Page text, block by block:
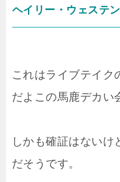
ヘイリー・ウェステ
これはライブテイク
だよこの馬鹿デカい
しかも確証はないけ
だそうです。